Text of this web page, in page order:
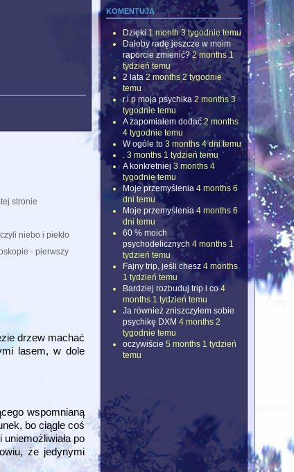
stronie
niebo i piekło
- pierwszy
drzew machać
lasem, w dole
wspomnianą
bo ciągle coś
po
że jedynymi
komentują
Dzięki 1 month 3 tygodnie temu
Dałoby radę jeszcze w moim
raporcie zmienić? 2 months 1
tydzień temu
2 lata 2 months 2 tygodnie
temu
r.i.p moja psychika 2 months 3
tygodnie temu
A zapomiałem dodać 2 months
4 tygodnie temu
W ogóle to 3 months 4 dni temu
3 months 1 tydzień temu
A konkretniej 3 months 4
tygodnie temu
Moje przemyślenia 4 months 6
dni temu
Moje przemyślenia 4 months 6
dni temu
60 % moich
psychodelicznych 4 months 1
tydzień temu
Fajny trip, jeśli chesz 4 months
1 tydzień temu
Bardziej rozbuduj trip i co 4
months 1 tydzień temu
Ja również zniszczyłem sobie
psychikę DXM 4 months 2
tygodnie temu
oczywiście 5 months 1 tydzień
temu